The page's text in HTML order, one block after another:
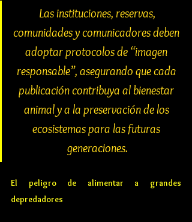
Las instituciones, reservas,
comunidades y comunicadores deben
adoptar protocolos de “imagen
responsable”, asegurando que cada
publicación contribuya al bienestar
animal y a la preservación de los
ecosistemas para las futuras
generaciones.
El peligro de alimentar a grandes
depredadores